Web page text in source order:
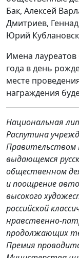
Бак, Алексей
Дмитриев,
Юрий
Имена
года в день
месте
награждения
Национальная
Распутина
Правительством
выдающемся
общественном
и поощрение
высокого
российской
нравственно-
продолжающих
Премия